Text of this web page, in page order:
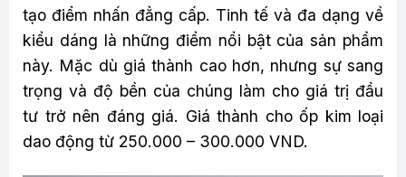
tạo điểm nhấn đẳng cấp. Tinh tế và đa dạng về
kiểu dáng là những điểm nổi bật của sản phẩm
này. Mặc dù giá thành cao hơn, nhưng sự sang
trọng và độ bền của chúng làm cho giá trị đầu
tư trở nên đáng giá. Giá thành cho ốp kim loại
dao động từ 250.000 – 300.000 VND.